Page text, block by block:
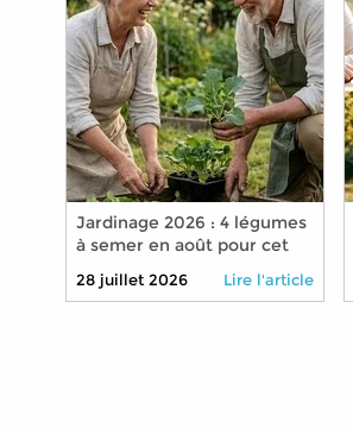
Jardinage 2026 : 4 légumes
à semer en août pour cet
28 juillet 2026 Lire l'article